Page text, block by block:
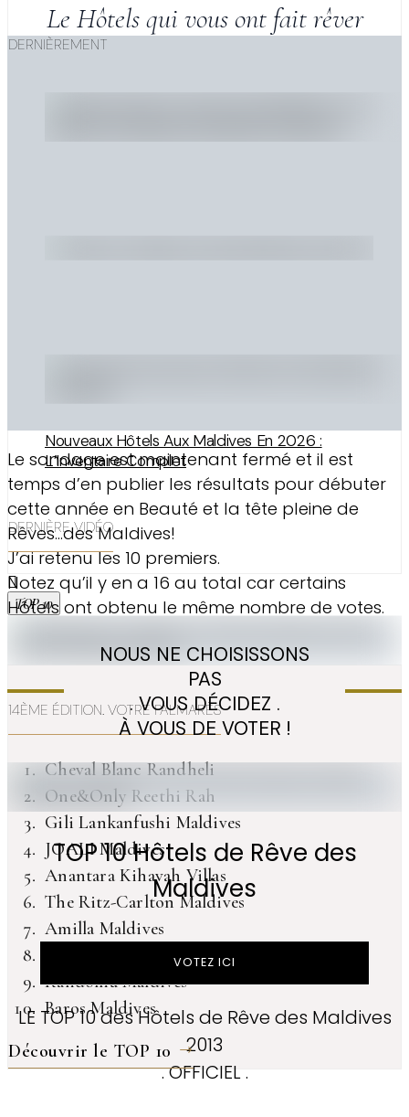
DERNIÈREMENT
Nouveaux Hôtels Aux Maldives En 2026 :
L’Inventaire Complet
DERNIÈRE VIDÉO
TOP 10
14ÈME ÉDITION. VOTRE PALMARÈS
Cheval Blanc Randheli
One&Only Reethi Rah
Gili Lankanfushi Maldives
JOALI Maldives
Anantara Kihavah Villas
The Ritz-Carlton Maldives
Amilla Maldives
Kandolhu Maldives
Baros Maldives
Découvrir le TOP 10
Le Hôtels qui vous ont fait rêver
Le sondage est maintenant fermé et il est
temps d’en publier les résultats pour débuter
cette année en Beauté et la tête pleine de
Rêves…des Maldives!
J’ai retenu les 10 premiers.
Notez qu’il y en a 16 au total car certains
Hôtels ont obtenu le même nombre de votes.
NOUS NE CHOISISSONS
PAS
. VOUS DÉCIDEZ .
À VOUS DE VOTER !
TOP 10 Hôtels de Rêve des
Maldives
VOTEZ ICI
LE TOP 10 des Hôtels de Rêve des Maldives
2013
. OFFICIEL .